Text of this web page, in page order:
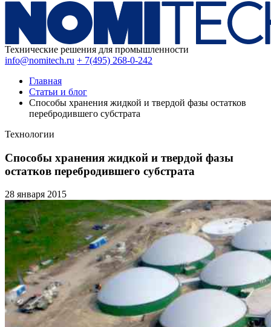
Технические решения для промышленности
info@nomitech.ru + 7(495) 268-0-242
Главная
Статьи и блог
Способы хранения жидкой и твердой фазы остатков
перебродившего субстрата
Технологии
Способы хранения жидкой и твердой фазы
остатков перебродившего субстрата
28 января 2015